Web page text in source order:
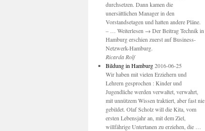
durchsetzen. Dann kamen die
unersättlichen Manager in den
Vorstandsetagen und hatten andere Pläne.
– … Weiterlesen → Der Beitrag Technik in
Hamburg erschien zuerst auf Business-
Netzwerk-Hamburg.
Ricarda Rolf
Bildung in Hamburg 2016-06-25
Wir haben mit vielen Erziehern und
Lehrern gesprochen : Kinder und
Jugendliche werden verwaltet, verwahrt,
mit unnützem Wissen traktiert, aber fast nie
gebildet. Olaf Scholz will die Kita, vom
ersten Lebensjahr an, mit dem Ziel,
willfährige Untertanen zu erziehen, die …